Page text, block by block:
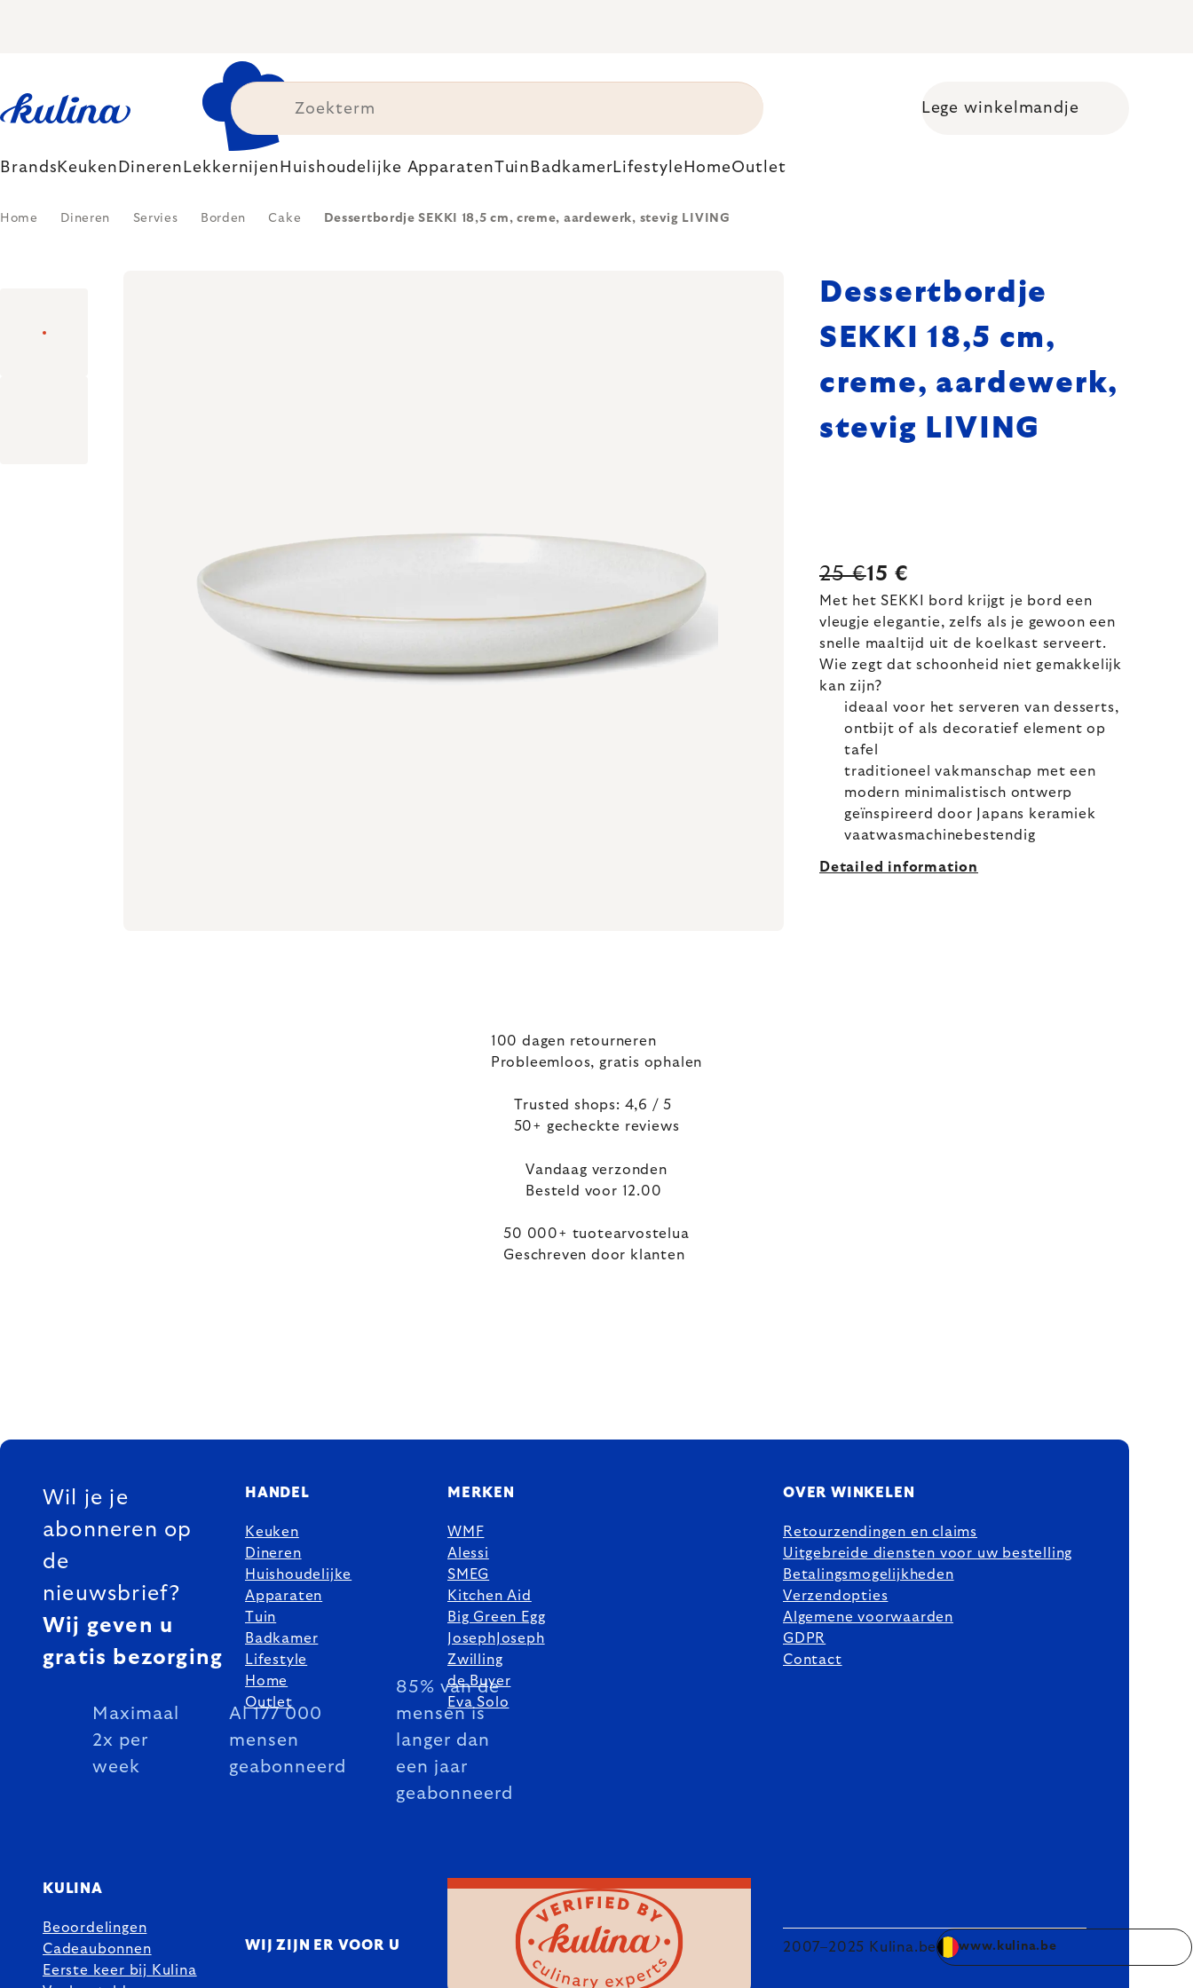
Shopping cart
Lege winkelmandje
Brands Keuken Dineren Lekkernijen Huishoudelijke ApparatenTuin BadkamerLifestyle HomeOutlet
Home Dineren Servies Borden Cake Dessertbordje SEKKI 18,5 cm, creme, aardewerk, stevig LIVING
Dessertbordje
SEKKI 18,5 cm,
creme, aardewerk,
stevig LIVING
25 €15 €
Met het SEKKI bord krijgt je bord een
vleugje elegantie, zelfs als je gewoon een
snelle maaltijd uit de koelkast serveert.
Wie zegt dat schoonheid niet gemakkelijk
kan zijn?
ideaal voor het serveren van desserts,
ontbijt of als decoratief element op
tafel
traditioneel vakmanschap met een
modern minimalistisch ontwerp
geïnspireerd door Japans keramiek
vaatwasmachinebestendig
Detailed information
100 dagen retourneren
Probleemloos, gratis ophalen
Trusted shops: 4,6 / 5
50+ gecheckte reviews
Vandaag verzonden
Besteld voor 12.00
50 000+ tuotearvostelua
Geschreven door klanten
FOOTER
Wil je je
abonneren op
de
nieuwsbrief?
Wij geven u
gratis bezorging
Maximaal
2x per
week
Al 177 000
mensen
geabonneerd
85% van de
mensen is
langer dan
een jaar
geabonneerd
HANDEL
Keuken
Dineren
Huishoudelijke
Apparaten
Tuin
Badkamer
Lifestyle
Home
Outlet
MERKEN
WMF
Alessi
SMEG
Kitchen Aid
Big Green Egg
JosephJoseph
Zwilling
de Buyer
Eva Solo
OVER WINKELEN
Retourzendingen en claims
Uitgebreide diensten voor uw bestelling
Betalingsmogelijkheden
Verzendopties
Algemene voorwaarden
GDPR
Contact
KULINA
Beoordelingen
Cadeaubonnen
Eerste keer bij Kulina
WIJ ZIJN ER VOOR U 2007–2025 Kulina.be www.kulina.be